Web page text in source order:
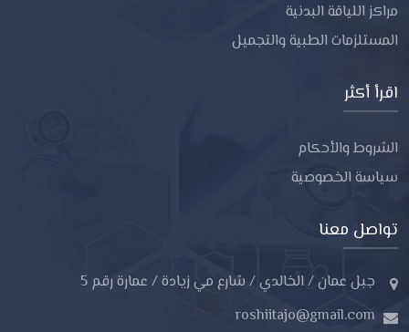
مراكز اللياقة البدنية
المستلزمات الطبية والتجميل
اقرأ أكثر
الشروط والأحكام
سياسة الخصوصية
تواصل معنا
جبل عمان / الخالدي / شارع مي زيادة / عمارة رقم 5
roshiitajo@gmail.com